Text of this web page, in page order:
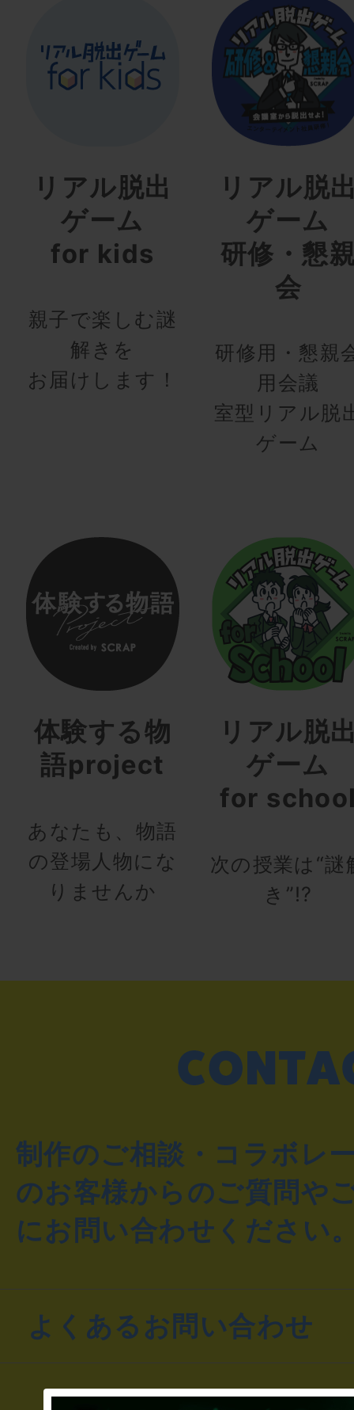
リアル脱出
ゲーム
for kids
親子で楽しむ謎
解きを
お届けします！
リアル脱
ゲーム
研修・懇
会
研修用・懇親
用会議
室型リアル脱
ゲーム
体験する物
語project
あなたも、物語
の登場人物にな
りませんか
リアル脱
ゲーム
for
次の授業は“謎
き”!?
制作のご相談・コラボレ
のお客様からのご質問や
にお問い合わせください
よくあるお問い合わせ